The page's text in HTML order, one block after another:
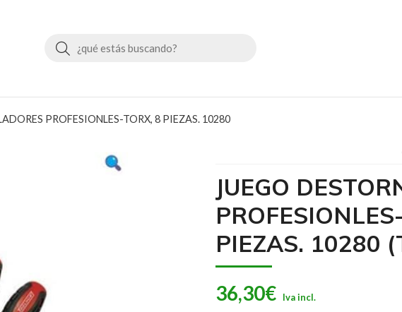
Buscar
PROFESIONLES-TORX, 8 PIEZAS. 10280
JUEGO
PIEZAS. 10280
36,30€